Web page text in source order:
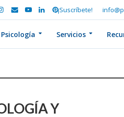
¡Suscríbete!
Psicología Servicios
Y